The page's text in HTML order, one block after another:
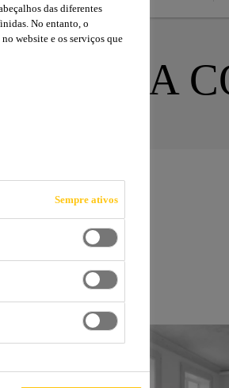
PARA
nova
nos
fator
das diferentes
No entanto, o
website e os serviços que
Sempre ativos